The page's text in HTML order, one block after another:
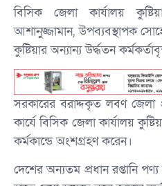
বিসিক জেলা কার্যালয়
আশানুজ্জামান, উপব্যবস্থাপক
কুষ্টিয়ার অন্যান্য উর্দ্ধতন
সরকারের বরাদ্দকৃত লবণ জেলা
কার্যে বিসিক জেলা কার্যালয়
কর্মকান্ডে অংশগ্রহণ করেন।
দেশের অন্যতম প্রধান রপ্তানি